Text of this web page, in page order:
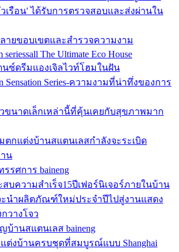
เรือน' ได้รับการตรวจสอบและส่งผ่านใน
ายขอบเขตและสำรวจความงาม
seriessall The Ultimate Eco House
ซ์ดรีมแองเจิลไวท์โฮมในฝัน
Sensation Series-ความงามที่น่าทึ่งของการ
ขนาดเล็กเหล่านี้ที่คุ้นเคยกับสุขภาพมาก
ตกแต่งบ้านสแตนเลสกำลังจะระเบิด
น
รศการ baineng
บความสำเร็จ15ปีเฟอร์นิเจอร์ภายในบ้าน
ะนำผลิตภัณฑ์ใหม่ประจำปีไปสู่งานแสดง
วางโจว
บ้านสแตนเลส baineng
แต่งบ้านครบชุดที่สมบูรณ์แบบ Shanghai